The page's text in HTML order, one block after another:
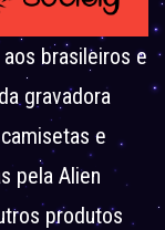
brasileiros e
gravadora
e
pela Alien
produtos